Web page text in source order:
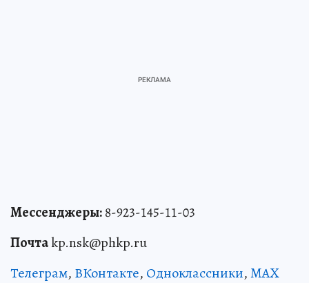
Мессенджеры:8-923-145-11-03
Почтаkp.nsk@phkp.ru
Телеграм, ВКонтакте, Одноклассники,MAX